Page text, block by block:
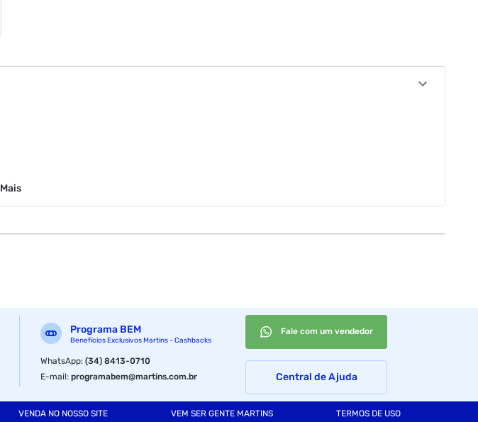
Mais
Programa BEM
Benefícios Exclusivos Martins - Cashbacks
WhatsApp:(34) 8413-0710
E-mail:programabem@martins.com.br
Fale com um vendedor
Central de Ajuda
VENDA NO NOSSO SITE VEM SER GENTE MARTINS TERMOS DE USO